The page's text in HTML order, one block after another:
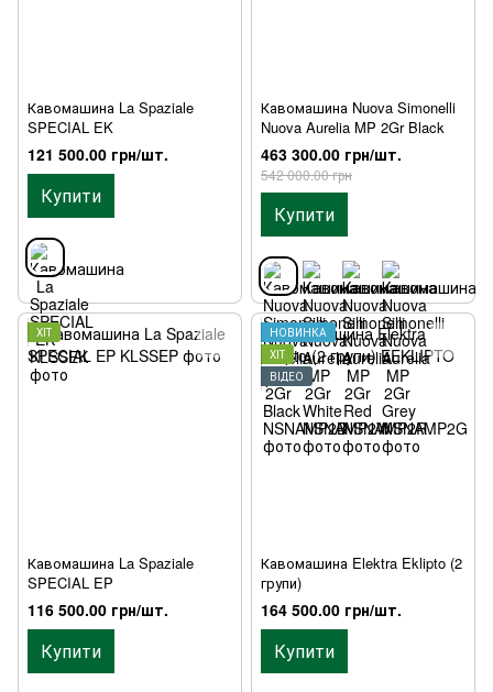
Кавомашина La Spaziale
SPECIAL EK
121 500.00 грн/шт.
Купити
Кавомашина Nuova Simonelli
Nuova Aurelia MP 2Gr Black
463 300.00 грн/шт.
542 000.00 грн
Купити
ХІТ
Кавомашина La Spaziale
SPECIAL EP
116 500.00 грн/шт.
Купити
НОВИНКА
ХІТ
ВІДЕО
Кавомашина Elektra Eklipto (2
групи)
164 500.00 грн/шт.
Купити